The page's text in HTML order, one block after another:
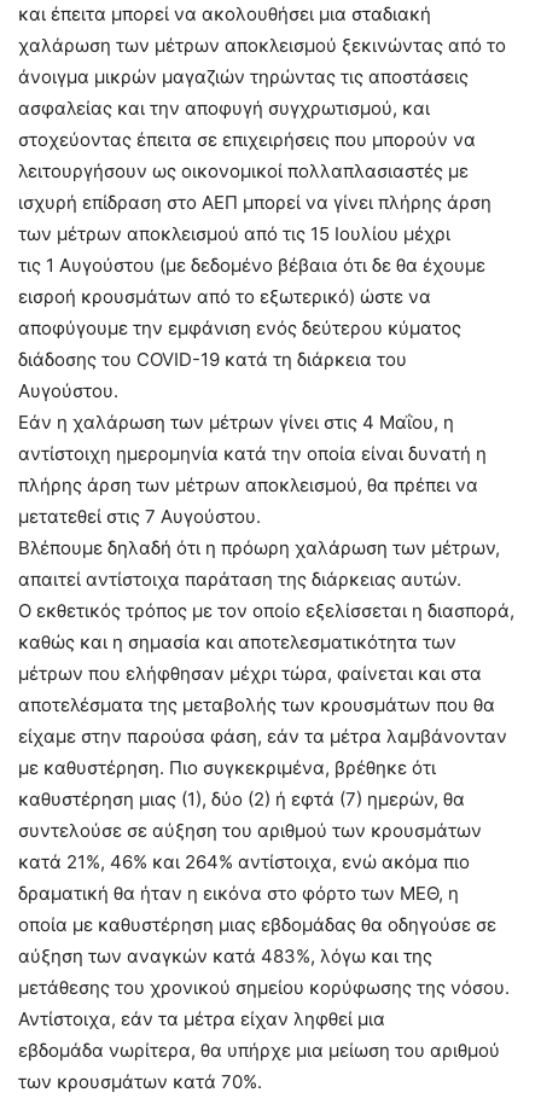
και έπειτα μπορεί να ακολουθήσει μια σταδιακή
χαλάρωση των μέτρων αποκλεισμού ξεκινώντας από το
άνοιγμα μικρών μαγαζιών τηρώντας τις αποστάσεις
ασφαλείας και την αποφυγή συγχρωτισμού, και
στοχεύοντας έπειτα σε επιχειρήσεις που μπορούν να
λειτουργήσουν ως οικονομικοί πολλαπλασιαστές με
ισχυρή επίδραση στο ΑΕΠ μπορεί να γίνει πλήρης άρση
των μέτρων αποκλεισμού από τις 15 Ιουλίου μέχρι
τις 1 Αυγούστου (με δεδομένο βέβαια ότι δε θα έχουμε
εισροή κρουσμάτων από το εξωτερικό) ώστε να
αποφύγουμε την εμφάνιση ενός δεύτερου κύματος
διάδοσης του COVID-19 κατά τη διάρκεια του
Αυγούστου.
Εάν η χαλάρωση των μέτρων γίνει στις 4 Μαΐου, η
αντίστοιχη ημερομηνία κατά την οποία είναι δυνατή η
πλήρης άρση των μέτρων αποκλεισμού, θα πρέπει να
μετατεθεί στις 7 Αυγούστου.
Βλέπουμε δηλαδή ότι η πρόωρη χαλάρωση των μέτρων,
απαιτεί αντίστοιχα παράταση της διάρκειας αυτών.
Ο εκθετικός τρόπος με τον οποίο εξελίσσεται η διασπορά,
καθώς και η σημασία και αποτελεσματικότητα των
μέτρων που ελήφθησαν μέχρι τώρα, φαίνεται και στα
αποτελέσματα της μεταβολής των κρουσμάτων που θα
είχαμε στην παρούσα φάση, εάν τα μέτρα λαμβάνονταν
με καθυστέρηση. Πιο συγκεκριμένα, βρέθηκε ότι
καθυστέρηση μιας (1), δύο (2) ή εφτά (7) ημερών, θα
συντελούσε σε αύξηση του αριθμού των κρουσμάτων
κατά 21%, 46% και 264% αντίστοιχα, ενώ ακόμα πιο
δραματική θα ήταν η εικόνα στο φόρτο των ΜΕΘ, η
οποία με καθυστέρηση μιας εβδομάδας θα οδηγούσε σε
αύξηση των αναγκών κατά 483%, λόγω και της
μετάθεσης του χρονικού σημείου κορύφωσης της νόσου.
Αντίστοιχα, εάν τα μέτρα είχαν ληφθεί μια
εβδομάδα νωρίτερα, θα υπήρχε μια μείωση του αριθμού
των κρουσμάτων κατά 70%.